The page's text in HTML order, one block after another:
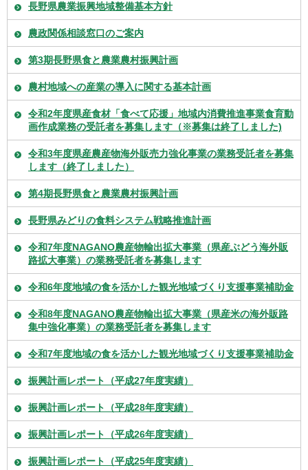
長野県農業振興地域整備基本方針
農政関係相談窓口のご案内
第3期長野県食と農業農村振興計画
農村地域への産業の導入に関する基本計画
令和2年度県産食材「食べて応援」地域内消費推進事業食育動
画作成業務の受託者を募集します（※募集は終了しました)
令和3年度県産農産物海外販売力強化事業の業務受託者を募集
します（終了しました）
第4期長野県食と農業農村振興計画
長野県みどりの食料システム戦略推進計画
令和7年度NAGANO農産物輸出拡大事業（県産ぶどう海外販
路拡大事業）の業務受託者を募集します
令和6年度地域の食を活かした観光地域づくり支援事業補助金
令和8年度NAGANO農産物輸出拡大事業（県産米の海外販路
集中強化事業）の業務受託者を募集します
令和7年度地域の食を活かした観光地域づくり支援事業補助金
振興計画レポート（平成27年度実績）
振興計画レポート（平成28年度実績）
振興計画レポート（平成26年度実績）
振興計画レポート（平成25年度実績）